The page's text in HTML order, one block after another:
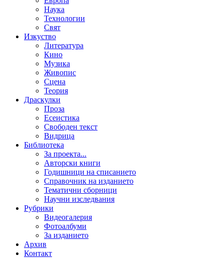
Наука
Технологии
Свят
Изкуство
Литература
Кино
Музика
Живопис
Сцена
Теория
Драскулки
Проза
Есеистика
Свободен текст
Видрица
Библиотека
За проекта...
Авторски книги
Годишници на списанието
Справочник на изданието
Тематични сборници
Научни изследвания
Рубрики
Видеогалерия
Фотоалбуми
За изданието
Архив
Контакт